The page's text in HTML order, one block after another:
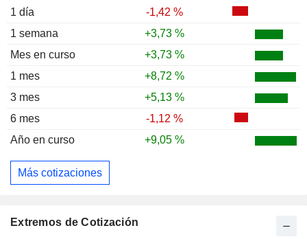
1 día
-1,42 %
1 semana
+3,73 %
Mes en curso
+3,73 %
1 mes
+8,72 %
3 mes
+5,13 %
6 mes
-1,12 %
Año en curso
+9,05 %
Más cotizaciones
Extremos de Cotización